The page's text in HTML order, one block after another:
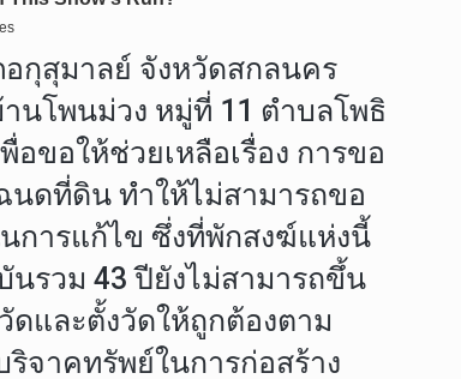
กุสุมาลย์ จังหวัดสกลนคร
นโพนม่วง หมู่ที่ 11 ตำบลโพธิ
ขอให้ช่วยเหลือเรื่อง การขอ
นดที่ดิน ทำให้ไม่สามารถขอ
การแก้ไข ซึ่งที่พักสงฆ์แห่งนี้
รวม 43 ปียังไม่สามารถขึ้น
ดและตั้งวัดให้ถูกต้องตาม
จาคทรัพย์ในการก่อสร้าง